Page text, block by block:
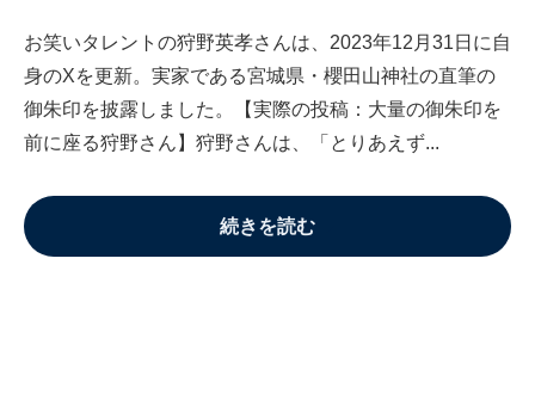
お笑いタレントの狩野英孝さんは、2023年12月31日に自
身のXを更新。実家である宮城県・櫻田山神社の直筆の
御朱印を披露しました。【実際の投稿：大量の御朱印を
前に座る狩野さん】狩野さんは、「とりあえず...
続きを読む